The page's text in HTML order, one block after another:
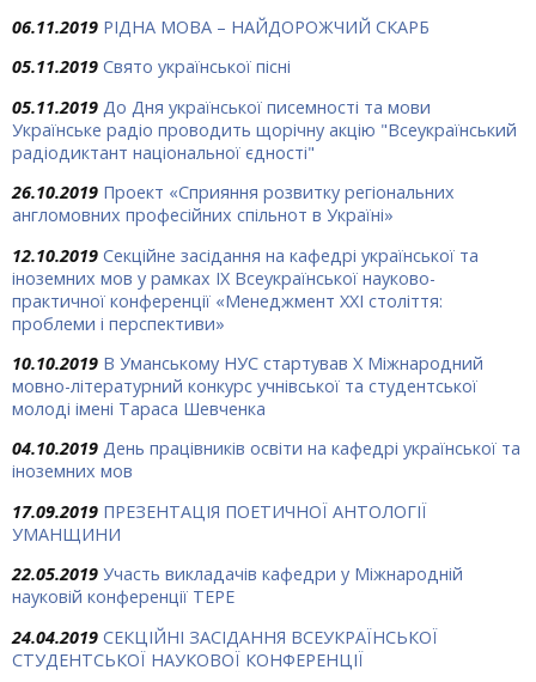
06.11.2019 РІДНА МОВА – НАЙДОРОЖЧИЙ СКАРБ
05.11.2019 Свято української пісні
05.11.2019 До Дня української писемності та мови
Українське радіо проводить щорічну акцію "Всеукраїнський
радіодиктант національної єдності"
26.10.2019 Проект «Сприяння розвитку регіональних
англомовних професійних спільнот в Україні»
12.10.2019 Секційне засідання на кафедрі української та
іноземних мов у рамках ІХ Всеукраїнської науково-
практичної конференції «Менеджмент ХХІ століття:
проблеми і перспективи»
10.10.2019 В Уманському НУС стартував Х Міжнародний
мовно-літературний конкурс учнівської та студентської
молоді імені Тараса Шевченка
04.10.2019 День працівників освіти на кафедрі української та
іноземних мов
17.09.2019 ПРЕЗЕНТАЦІЯ ПОЕТИЧНОЇ АНТОЛОГІЇ
УМАНЩИНИ
22.05.2019 Участь викладачів кафедри у Міжнародній
науковій конференції ТЕРЕ
24.04.2019 СЕКЦІЙНІ ЗАСІДАННЯ ВСЕУКРАЇНСЬКОЇ
СТУДЕНТСЬКОЇ НАУКОВОЇ КОНФЕРЕНЦІЇ